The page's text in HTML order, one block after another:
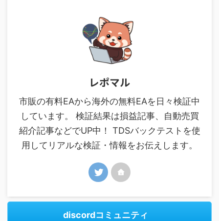
レポマル
市販の有料EAから海外の無料EAを日々検証中
しています。 検証結果は損益記事、自動売買
紹介記事などでUP中！ TDSバックテストを使
用してリアルな検証・情報をお伝えします。
discordコミュニティ